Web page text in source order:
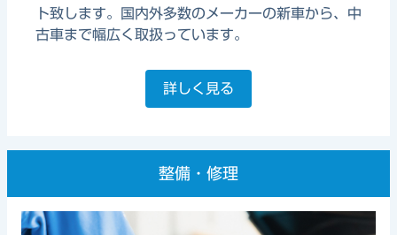
ト致します。国内外多数のメーカーの新車から、中
古車まで幅広く取扱っています。
詳しく見る
整備・修理